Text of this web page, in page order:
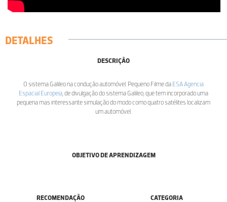
DETALHES
DESCRIÇÃO
O sistema Galileo na condução automóvel. Pequeno Filme da ESA Agencia
Espacial Europeia, de divulgação do sistema Galileo, que tem incorporado uma
pequena mas interessante simulação do modo como quatro satélites localizam
um automóvel.
OBJETIVO DE APRENDIZAGEM
RECOMENDAÇÃO CATEGORIA